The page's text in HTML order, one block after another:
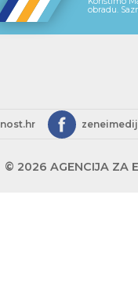
obradu.
© 2026 AGENCIJA ZA